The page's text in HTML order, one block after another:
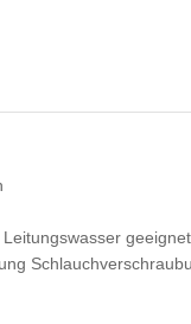
geeignet